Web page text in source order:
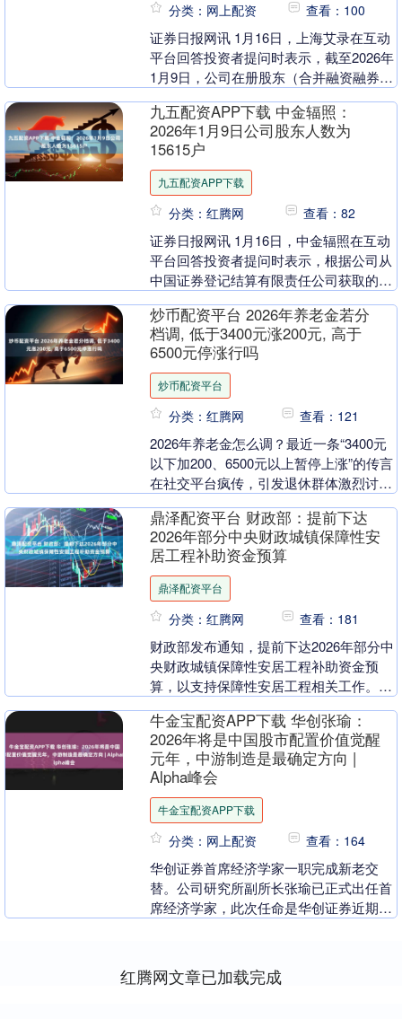
分类：网上配资 查看：100
证券日报网讯 1月16日，上海艾录在互动
平台回答投资者提问时表示，截至2026年
1月9日，公司在册股东（合并融资融券账
户）总户数为15650户。....
九五配资APP下载 中金辐照：
2026年1月9日公司股东人数为
15615户
九五配资APP下载
分类：红腾网 查看：82
证券日报网讯 1月16日，中金辐照在互动
平台回答投资者提问时表示，根据公司从
中国证券登记结算有限责任公司获取的信
息，2026年1月9日，合并普通账户和融资
融券信....
炒币配资平台 2026年养老金若分
档调, 低于3400元涨200元, 高于
6500元停涨行吗
炒币配资平台
分类：红腾网 查看：121
2026年养老金怎么调？最近一条“3400元
以下加200、6500元以上暂停上涨”的传言
在社交平台疯传，引发退休群体激烈讨
论。虽然官方尚未公布具体方案，但这一
说....
鼎泽配资平台 财政部：提前下达
2026年部分中央财政城镇保障性安
居工程补助资金预算
鼎泽配资平台
分类：红腾网 查看：181
财政部发布通知，提前下达2026年部分中
央财政城镇保障性安居工程补助资金预
算，以支持保障性安居工程相关工作。资
金将列入2026年政府收支分类科目110.03
万“....
牛金宝配资APP下载 华创张瑜：
2026年将是中国股市配置价值觉醒
元年，中游制造是最确定方向 |
Alpha峰会
牛金宝配资APP下载
分类：网上配资 查看：164
华创证券首席经济学家一职完成新老交
替。公司研究所副所长张瑜已正式出任首
席经济学家，此次任命是华创证券近期一
红腾网文章已加载完成